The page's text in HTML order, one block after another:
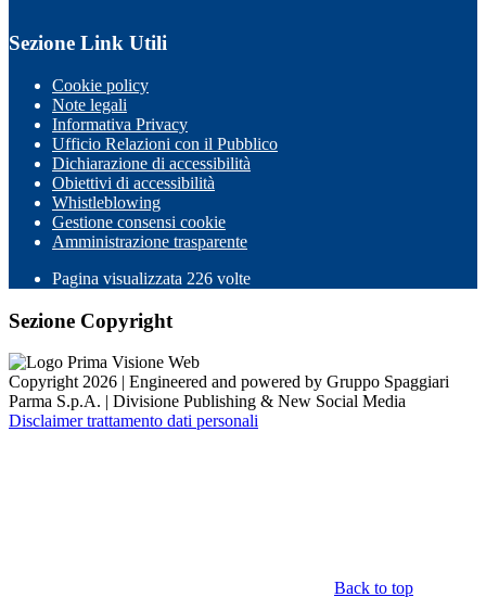
Sezione Link Utili
Cookie policy
Note legali
Informativa Privacy
Ufficio Relazioni con il Pubblico
Dichiarazione di accessibilità
Obiettivi di accessibilità
Whistleblowing
Gestione consensi cookie
Amministrazione trasparente
Pagina visualizzata 226 volte
Sezione Copyright
Copyright 2026 | Engineered and powered by Gruppo Spaggiari
Parma S.p.A. | Divisione Publishing & New Social Media
Disclaimer trattamento dati personali
Back to top